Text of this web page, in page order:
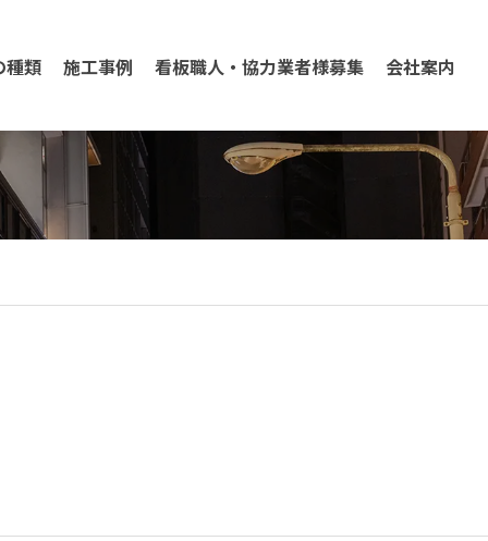
種類 施工事例 看板職人・協力業者様募集 会社案内